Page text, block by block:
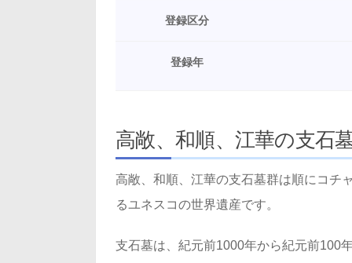
登録区分
登録年
高敞、和順、江華の支石
高敞、和順、江華の支石墓群は順にコチ
るユネスコの世界遺産です。
支石墓は、紀元前1000年から紀元前100